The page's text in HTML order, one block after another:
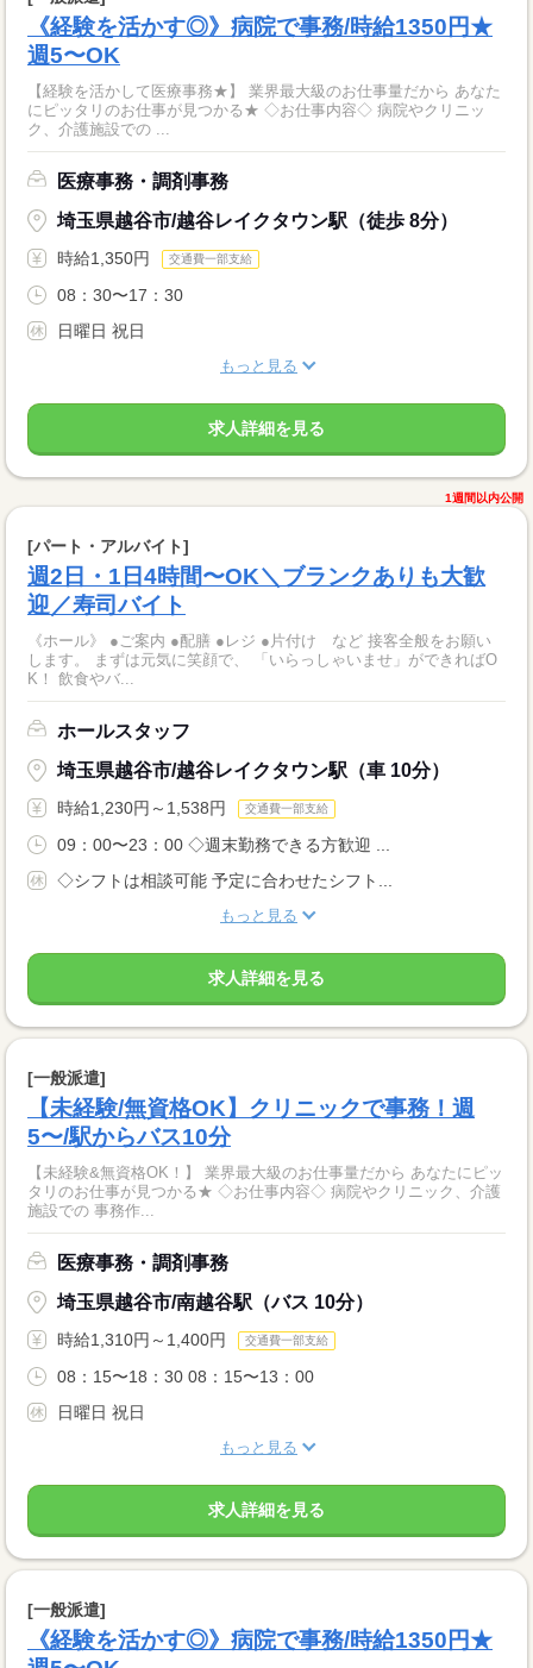
《経験を活かす◎》病院で事務/時給1350円★
週5〜OK
【経験を活かして医療事務★】 業界最大級のお仕事量だから あなた
にピッタリのお仕事が見つかる★ ◇お仕事内容◇ 病院やクリニッ
ク、介護施設での ...
医療事務・調剤事務
埼玉県越谷市/越谷レイクタウン駅（徒歩 8分）
時給1,350円 交通費一部支給
08：30〜17：30
日曜日 祝日
もっと見る
求人詳細を見る
1週間以内公開
[パート・アルバイト]
週2日・1日4時間〜OK＼ブランクありも大歓
迎／寿司バイト
《ホール》 ●ご案内 ●配膳 ●レジ ●片付け など 接客全般をお願い
します。 まずは元気に笑顔で、 「いらっしゃいませ」ができればO
K！ 飲食やバ...
ホールスタッフ
埼玉県越谷市/越谷レイクタウン駅（車 10分）
時給1,230円～1,538円 交通費一部支給
09：00〜23：00 ◇週末勤務できる方歓迎 ...
◇シフトは相談可能 予定に合わせたシフト...
もっと見る
求人詳細を見る
[一般派遣]
【未経験/無資格OK】クリニックで事務！週
5〜/駅からバス10分
【未経験&無資格OK！】 業界最大級のお仕事量だから あなたにピッ
タリのお仕事が見つかる★ ◇お仕事内容◇ 病院やクリニック、介護
施設での 事務作...
医療事務・調剤事務
埼玉県越谷市/南越谷駅（バス 10分）
時給1,310円～1,400円 交通費一部支給
08：15〜18：30 08：15〜13：00
日曜日 祝日
もっと見る
求人詳細を見る
[一般派遣]
《経験を活かす◎》病院で事務/時給1350円★